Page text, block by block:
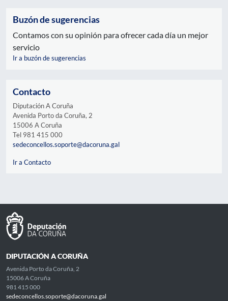
Buzón de sugerencias
Contamos con su opinión para ofrecer cada día un mejor
servicio
Ir a buzón de sugerencias
Contacto
Diputación A Coruña
Avenida Porto da Coruña, 2
15006 A Coruña
Tel 981 415 000
sedeconcellos.soporte@dacoruna.gal
Ir a Contacto
DIPUTACIÓN A CORUÑA
Avenida Porto da Coruña, 2
15006 A Coruña
981 415 000
sedeconcellos.soporte@dacoruna.gal